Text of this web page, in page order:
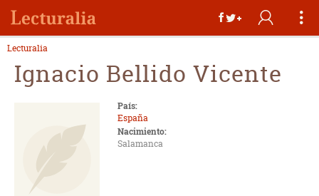
Lecturalia
Ignacio Bellido Vicente
País:
España
Nacimiento:
Salamanca